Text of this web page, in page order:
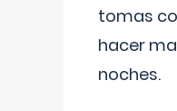
tomas
hacer
noches.